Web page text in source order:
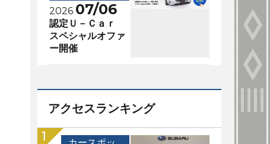
2026 07/06
認定Ｕ－Ｃａｒ
スペシャルオファ
ー開催
アクセスランキング